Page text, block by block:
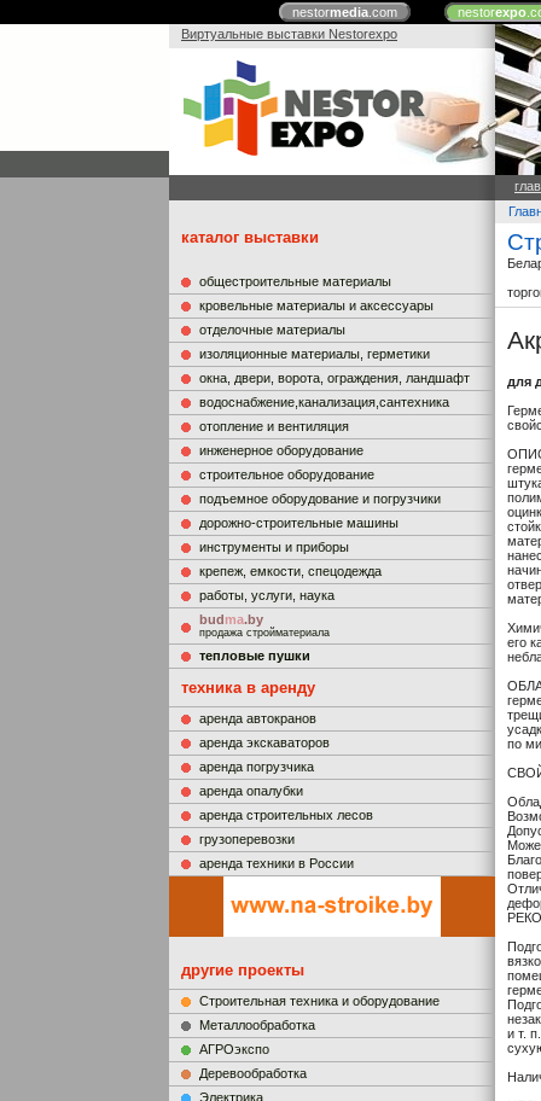
nestormedia.com nestorexpo
Виртуальные выставки Nestorexpo
каталог выставки
общестроительные материалы
кровельные материалы и аксессуары
отделочные материалы
изоляционные материалы, герметики
окна, двери, ворота, ограждения, ландшафт
водоснабжение,канализация,сантехника
отопление и вентиляция
инженерное оборудование
строительное оборудование
подъемное оборудование и погрузчики
дорожно-строительные машины
инструменты и приборы
крепеж, емкости, спецодежда
работы, услуги, наука
budma.by
продажа стройматериала
тепловые пушки
техника в аренду
аренда автокранов
аренда экскаваторов
аренда погрузчика
аренда опалубки
аренда строительных лесов
грузоперевозки
аренда техники в России
другие проекты
Строительная техника и оборудование
Металлообработка
АГРОэкспо
Деревообработка
Электрика
для
его
по
и т.